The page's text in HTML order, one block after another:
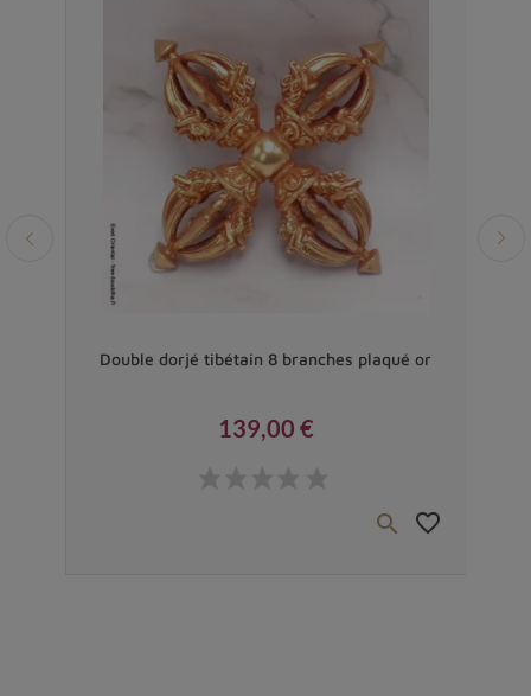
Double dorjé tibétain 8 branches plaqué or
139,00 €
 favorite_border